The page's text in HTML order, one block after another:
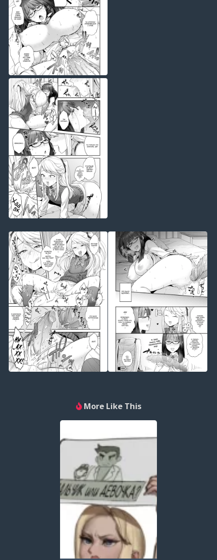
More Like This